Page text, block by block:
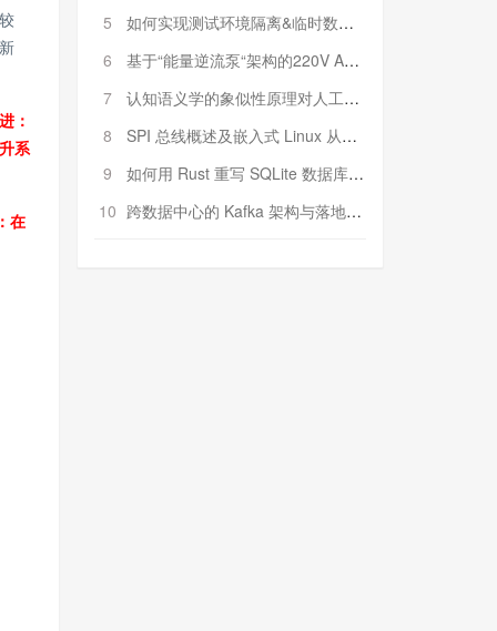
：
系
在
5
如何实现测试环境隔离&临时数据库（pytest+SQLite）
6
基于“能量逆流泵“架构的220V AC至20V DC 300W高效电源设计
7
认知语义学的象似性原理对人工智能自然语言处理深层语义分析的影响与启示
8
SPI 总线概述及嵌入式 Linux 从属 SPI 设备驱动程序开发（第二部分，实践）
9
如何用 Rust 重写 SQLite 数据库（二）:是否有市场空间？
10 跨数据中心的 Kafka 架构与落地实战